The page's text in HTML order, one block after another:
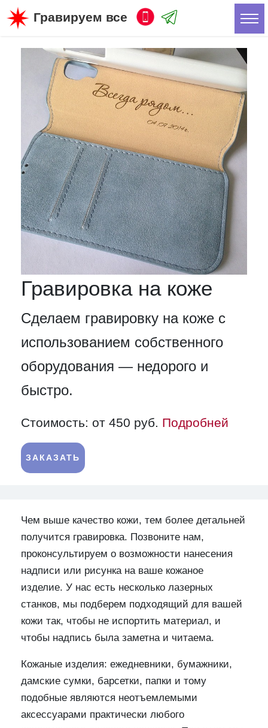
Гравируем все
Гравировка на коже
Сделаем гравировку на коже с
использованием собственного
оборудования — недорого и
быстро.
Стоимость: от 450 руб. Подробней
ЗАКАЗАТЬ
Чем выше качество кожи, тем более детальней
получится гравировка. Позвоните нам,
проконсультируем о возможности нанесения
надписи или рисунка на ваше кожаное
изделие. У нас есть несколько лазерных
станков, мы подберем подходящий для вашей
кожи так, чтобы не испортить материал, и
чтобы надпись была заметна и читаема.
Кожаные изделия: ежедневники, бумажники,
дамские сумки, барсетки, папки и тому
подобные являются неотъемлемыми
аксессуарами практически любого